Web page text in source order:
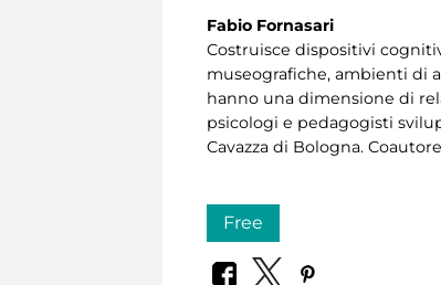
Fabio Fornasari
Costruisce dispositivi
museografiche, ambienti di
hanno una dimensione di
psicologi e pedagogisti
Cavazza di Bologna.
Free